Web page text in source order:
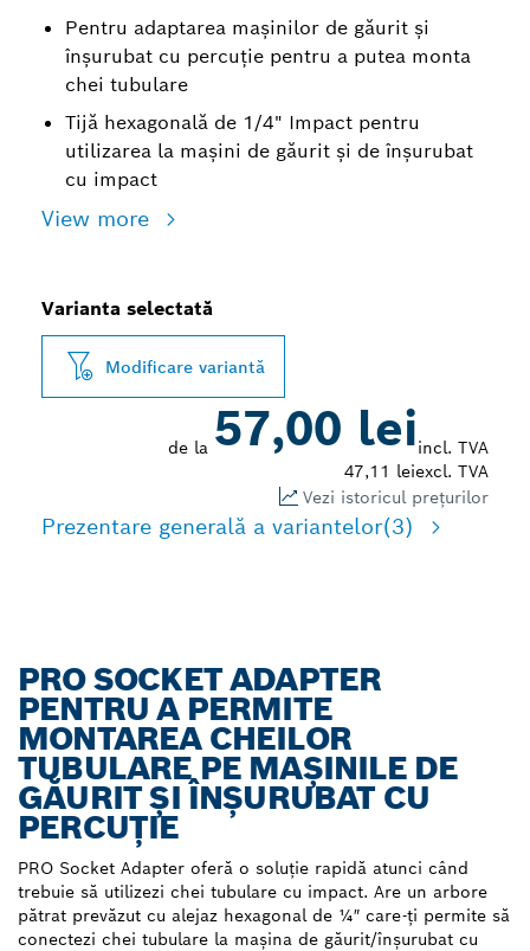
Pentru adaptarea mașinilor de găurit și
înșurubat cu percuție pentru a putea monta
chei tubulare
Tijă hexagonală de 1/4" Impact pentru
utilizarea la mașini de găurit și de înșurubat
cu impact
View more
Varianta selectată
Modificare variantă
de la 57,00 leiincl. TVA
47,11 leiexcl. TVA
Vezi istoricul prețurilor
Prezentare generală a variantelor(3)
PRO SOCKET ADAPTER
PENTRU A PERMITE
MONTAREA CHEILOR
TUBULARE PE MAȘINILE DE
GĂURIT ȘI ÎNȘURUBAT CU
PERCUȚIE
PRO Socket Adapter oferă o soluție rapidă atunci când
trebuie să utilizezi chei tubulare cu impact. Are un arbore
pătrat prevăzut cu alejaz hexagonal de ¼″ care-ți permite să
conectezi chei tubulare la mașina de găurit/înșurubat cu